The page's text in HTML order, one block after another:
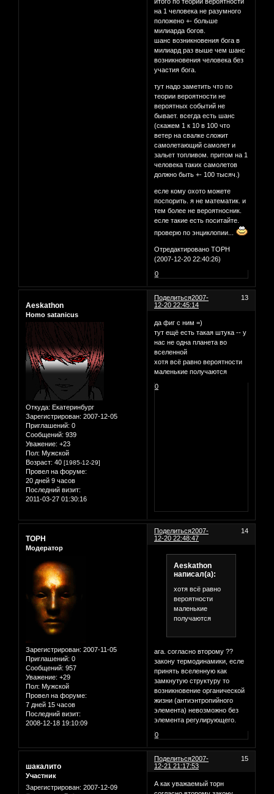
на 1 человека не разумного
положено +- больше
милиарда богов.
шанс возникновения бога в
милиард раз выше чем шанс
возникновения человека без
участия бога.
тут надо заметить что по
теории вероятности не
вероятных событий не
бывает. всегда есть шанс
(скажем 1 к 10 в 100 что
ветер на свалке сложит
самолетающий самолет и
зальет топливом. притом на 1
человека таких самолетов
должно быть +- 100 тысяч.)
есле кому охото можете
поспорить. я не математик. и
тем более не вероятносник.
есле такие есть поситайте.
проверю по энциклопии...
Отредактировано ТОРН
(2007-12-20 22:40:26)
0
Поделиться 13
2007-
12-20 22:45:14
Aeskathon
Homo satanicus
Откуда: Екатеринбург
Зарегистрирован: 2007-12-05
Приглашений: 0
Сообщений: 939
Уважение: +23
Пол: Мужской
Возраст: 40 [1985-12-29]
Провел на форуме:
20 дней 9 часов
Последний визит:
2011-03-27 01:30:16
да фиг с ним =)
тут ещё есть такая штука -- у
нас не одна планета во
вселенной
хотя всё равно вероятности
маленькие получаются
0
Поделиться 14
2007-
12-20 22:48:47
ТОРН
Модератор
Зарегистрирован: 2007-11-05
Приглашений: 0
Сообщений: 957
Уважение: +29
Пол: Мужской
Провел на форуме:
7 дней 15 часов
Последний визит:
2008-12-18 19:10:09
Aeskathon
написал(а):
хотя всё равно
вероятности
маленькие
получаются
ага. согласно второму ??
закону термодинамики, есле
принять вселенную как
замкнутую структуру то
возникновение органической
жизни (антиэнтропийного
элемента) невозможно без
элемента регулирующего.
0
Поделиться 15
2007-
12-21 21:17:53
шакалито
Участник
Зарегистрирован: 2007-12-09
А как уважаемый торн